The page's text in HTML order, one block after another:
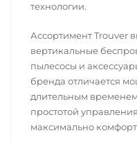
технологии.
Ассортимент Trouver
вертикальные
пылесосы и
бренда отличается
длительным
простотой
максимально